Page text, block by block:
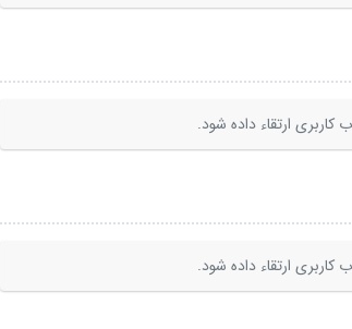
ارتقاء داده شود.
ارتقاء داده شود.